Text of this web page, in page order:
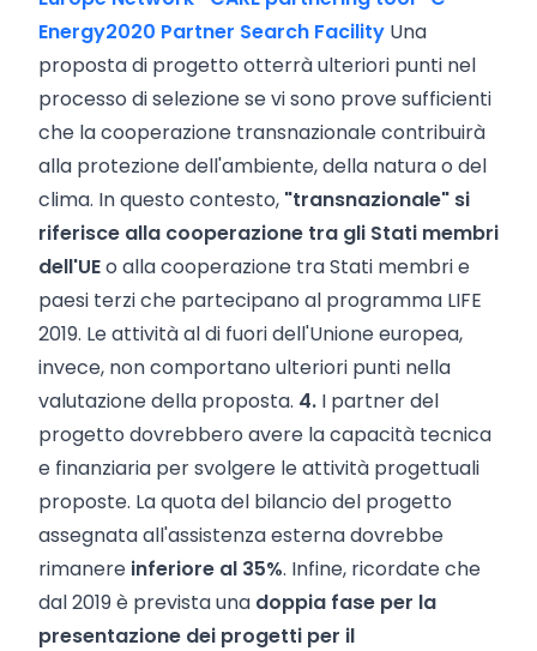
Energy2020 Partner Search Facility Una
proposta di progetto otterrà ulteriori punti nel
processo di selezione se vi sono prove sufficienti
che la cooperazione transnazionale contribuirà
alla protezione dell'ambiente, della natura o del
clima. In questo contesto, "transnazionale" si
riferisce alla cooperazione tra gli Stati membri
dell'UEo alla cooperazione tra Stati membri e
paesi terzi che partecipano al programma LIFE
2019. Le attività al di fuori dell'Unione europea,
invece, non comportano ulteriori punti nella
valutazione della proposta. 4. I partner del
progetto dovrebbero avere la capacità tecnica
e finanziaria per svolgere le attività progettuali
proposte. La quota del bilancio del progetto
assegnata all'assistenza esterna dovrebbe
rimanere inferiore al 35%. Infine, ricordate che
dal 2019 è prevista una doppia fase per la
presentazione dei progetti per il